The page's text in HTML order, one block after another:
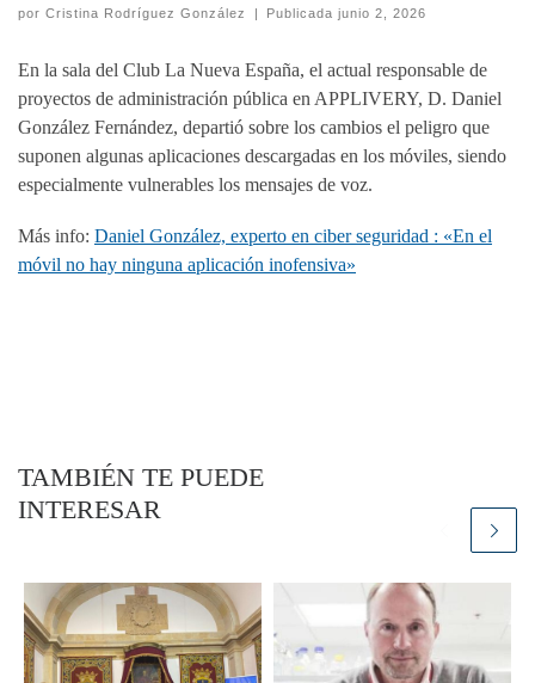
por Cristina Rodríguez González | Publicadajunio 2, 2026
En la sala del Club La Nueva España, el actual responsable de
proyectos de administración pública en APPLIVERY, D. Daniel
González Fernández, departió sobre los cambios el peligro que
suponen algunas aplicaciones descargadas en los móviles, siendo
especialmente vulnerables los mensajes de voz.
Más info: Daniel González, experto en ciber seguridad : «En el
móvil no hay ninguna aplicación inofensiva»
TAMBIÉN TE PUEDE
INTERESAR